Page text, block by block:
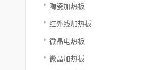
陶瓷加热板
红外线加热板
微晶电热板
微晶加热板